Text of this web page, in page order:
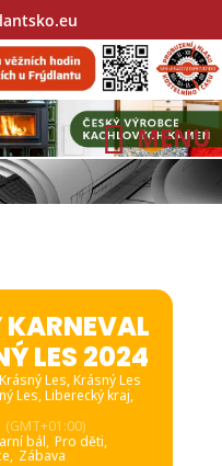
KARNEVAL
LES 2024
Les, Krásný Les
Les, Liberecký kraj,
(GMT+01:00)
bál, Pro děti,
Zábava